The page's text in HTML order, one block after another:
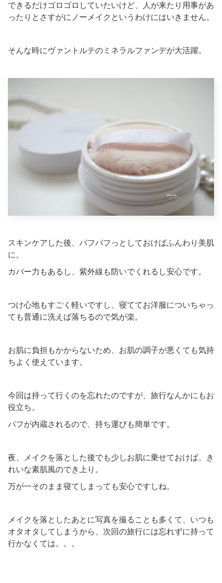
できるだけゴロゴロしていたいけど、人が来たり用事があ
ったりとさすがにノーメイクというわけにはいきません。
そんな時にヴァントルテのミネラルファンデが大活躍。
スキンケアした後、パフパフっとしておけばふんわり美肌
に。
カバー力もあるし、紫外線も防いでくれるし安心です。
つけ心地もすごく軽いですし、寝ててお洋服についちゃっ
ても普通に洗えば落ちるので気が楽。
お肌に負担もかからないため、お肌の調子が悪くても気持
ちよく使えています。
今回は持って行くのを忘れたのですが、旅行なんかにもお
役立ち。
パフが内蔵されるので、持ち運びも簡単です。
夜、メイクを落とした後でも少しお肌に乗せておけば、き
れいな素肌風のでき上り。
万が一そのまま寝てしまっても安心ですしね。
メイクを落としたあとに写真を撮ることも多くて、いつも
オタオタしてしまうから、次回の旅行には忘れずに持って
行かなくては。。。